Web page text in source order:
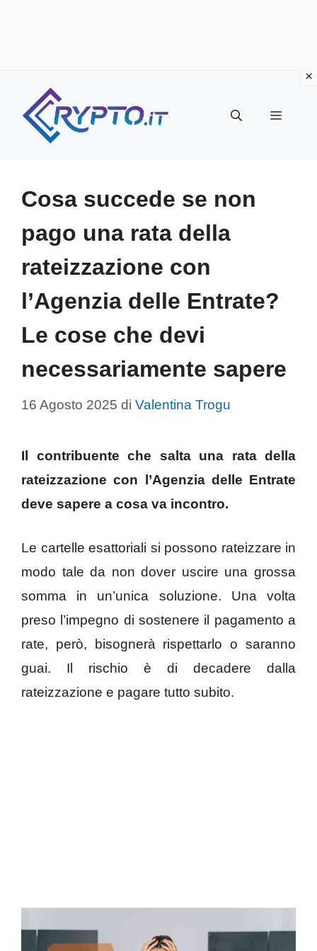
contenuto
Menu
Cosa succede se non
pago una rata della
rateizzazione con
l’Agenzia delle Entrate?
Le cose che devi
necessariamente sapere
16 Agosto 2025 di Valentina Trogu
Il contribuente che salta una rata della
rateizzazione con l’Agenzia delle Entrate
deve sapere a cosa va incontro.
Le cartelle esattoriali si possono rateizzare in
modo tale da non dover uscire una grossa
somma in un’unica soluzione. Una volta
preso l’impegno di sostenere il pagamento a
rate, però, bisognerà rispettarlo o saranno
guai. Il rischio è di decadere dalla
rateizzazione e pagare tutto subito.